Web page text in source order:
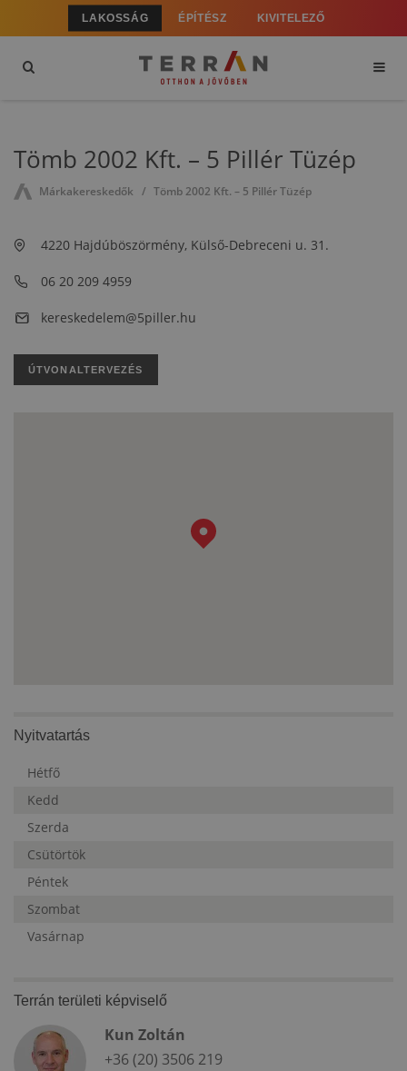
LAKOSSÁG ÉPÍTÉSZ KIVITELEZŐ
Tömb 2002 Kft. – 5 Pillér Tüzép
Márkakereskedők Tömb 2002 Kft. – 5 Pillér Tüzép
4220 Hajdúböszörmény, Külső-Debreceni u. 31.
06 20 209 4959
kereskedelem@5piller.hu
ÚTVONALTERVEZÉS
Nyitvatartás
Hétfő
Kedd
Szerda
Csütörtök
Péntek
Szombat
Vasárnap
Terrán területi képviselő
Kun Zoltán
+36 (20) 3506 219